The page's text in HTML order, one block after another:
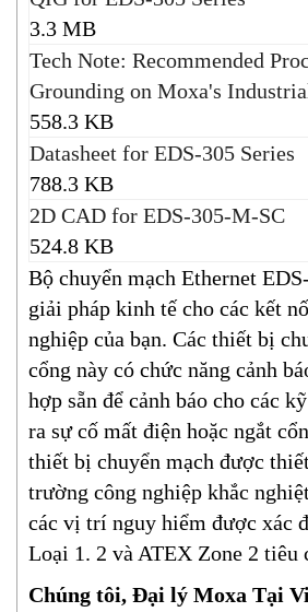
3.3 MB
Tech Note: Recommended
Grounding on Moxa's
558.3 KB
Datasheet for EDS-305 Series
788.3 KB
2D CAD for EDS-305-M-SC
524.8 KB
Bộ chuyển mạch Ethernet
giải pháp kinh tế cho các kết
nghiệp của bạn. Các thiết bị
cổng này có chức năng cảnh
hợp sẵn để cảnh báo cho các
ra sự cố mất điện hoặc ngắt
thiết bị chuyển mạch được
trường công nghiệp khắc
các vị trí nguy hiểm được xác
Loại 1. 2 và ATEX Zone 2 tiêu
Chúng tôi, Đại lý Moxa Tại